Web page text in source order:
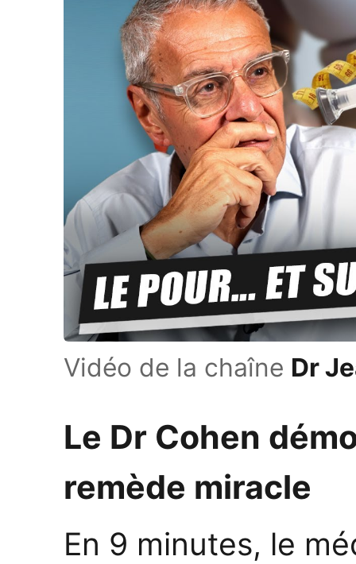
Vidéo de la chaîne Dr
Le Dr Cohen
remède miracle
En 9 minutes, le